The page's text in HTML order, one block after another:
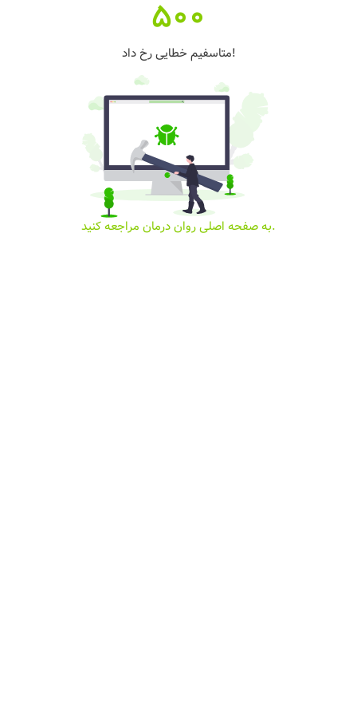
500
متاسفیم خطایی رخ داد!
به صفحه اصلی روان درمان مراجعه کنید.